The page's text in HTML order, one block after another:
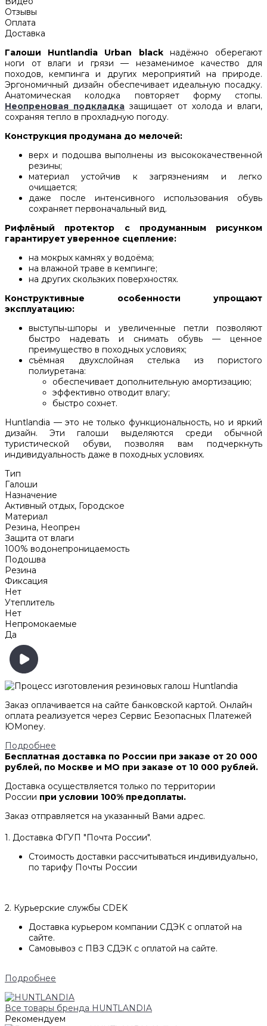
Отзывы
Оплата
Доставка
Галоши Huntlandia Urban black надёжно оберегают
ноги от влаги и грязи — незаменимое качество для
походов, кемпинга и других мероприятий на природе.
Эргономичный дизайн обеспечивает идеальную посадку.
Анатомическая колодка повторяет форму стопы.
Неопреновая подкладка защищает от холода и влаги,
сохраняя тепло в прохладную погоду.
Конструкция продумана до мелочей:
верх и подошва выполнены из высококачественной
резины;
материал устойчив к загрязнениям и легко
очищается;
даже после интенсивного использования обувь
сохраняет первоначальный вид.
Рифлёный протектор с продуманным рисунком
гарантирует уверенное сцепление:
на мокрых камнях у водоёма;
на влажной траве в кемпинге;
на других скользких поверхностях.
Конструктивные особенности упрощают
эксплуатацию:
выступы‑шпоры и увеличенные петли позволяют
быстро надевать и снимать обувь — ценное
преимущество в походных условиях;
съёмная двухслойная стелька из пористого
полиуретана:
обеспечивает дополнительную амортизацию;
эффективно отводит влагу;
быстро сохнет.
Huntlandia — это не только функциональность, но и яркий
дизайн. Эти галоши выделяются среди обычной
туристической обуви, позволяя вам подчеркнуть
индивидуальность даже в походных условиях.
Тип
Галоши
Назначение
Активный отдых, Городское
Материал
Резина, Неопрен
Защита от влаги
100% водонепроницаемость
Подошва
Резина
Фиксация
Нет
Утеплитель
Нет
Непромокаемые
Да
Заказ оплачивается на сайте банковской картой. Онлайн
оплата реализуется через Сервис Безопасных Платежей
ЮMoney.
Подробнее
Бесплатная доставка по России при заказе от 20 000
рублей, по Москве и МО при заказе от 10 000 рублей.
Доставка осуществляется только по территории
России при условии 100% предоплаты.
Заказ отправляется на указанный Вами адрес.
1. Доставка ФГУП "Почта России".
Стоимость доставки рассчитываться индивидуально,
по тарифу Почты России
2. Курьерские службы CDEK
Доставка курьером компании СДЭК с оплатой на
сайте.
Самовывоз с ПВЗ СДЭК с оплатой на сайте.
Подробнее
Все товары бренда HUNTLANDIA
Рекомендуем